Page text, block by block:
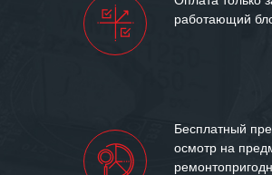
работающий
Бесплатный
осмотр на